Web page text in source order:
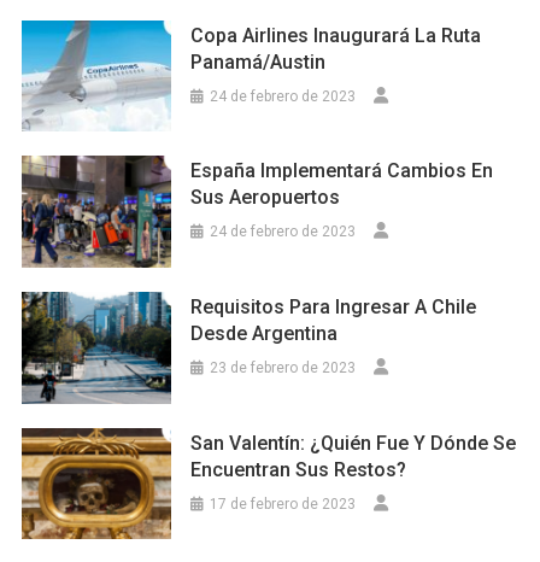
Copa Airlines Inaugurará La Ruta
Panamá/Austin
24 de febrero de 2023
España Implementará Cambios En
Sus Aeropuertos
24 de febrero de 2023
Requisitos Para Ingresar A Chile
Desde Argentina
23 de febrero de 2023
San Valentín: ¿Quién Fue Y Dónde Se
Encuentran Sus Restos?
17 de febrero de 2023